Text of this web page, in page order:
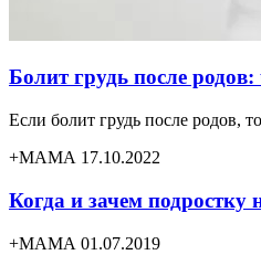
Болит грудь после родов:
Если болит грудь после родов,
+МАМА 17.10.2022
Когда и зачем
+МАМА 01.07.2019